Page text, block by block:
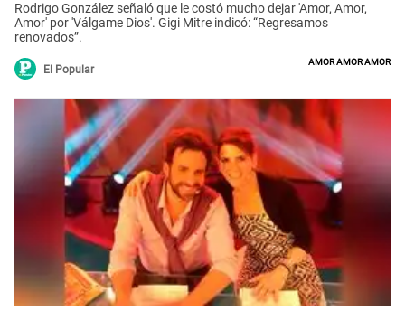
Rodrigo González señaló que le costó mucho dejar 'Amor, Amor,
Amor' por 'Válgame Dios'. Gigi Mitre indicó: “Regresamos
renovados”.
El Popular
amor amor amor